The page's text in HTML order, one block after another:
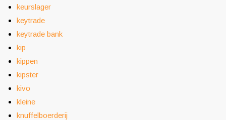
keurslager
keytrade
keytrade bank
kip
kippen
kipster
kivo
kleine
knuffelboerderij